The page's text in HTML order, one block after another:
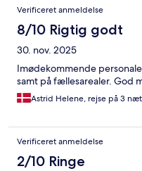
Verificeret anmeldelse
8/10 Rigtig godt
30. nov. 2025
Imødekommende
samt på fællesarealer. God
Astrid Helene, rejse på 3
Verificeret anmeldelse
2/10 Ringe